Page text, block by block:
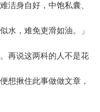
洁身自好，中饱私囊、
水，难免吏滑如油。」
说这两科的人不是花
想揪住此事做做文章，